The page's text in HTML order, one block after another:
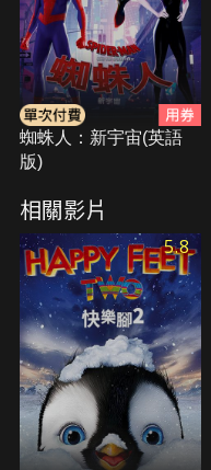
蜘蛛人：新宇宙(英語
版)
相關影片
5.8